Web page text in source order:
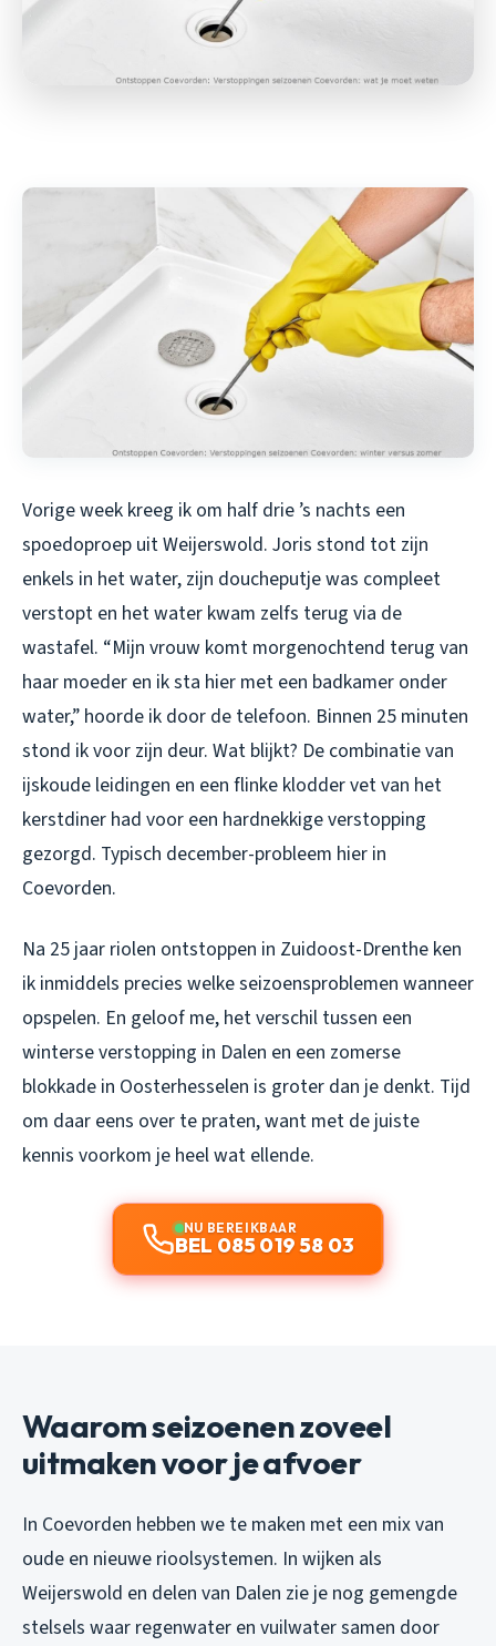
Vorige week kreeg ik om half drie ’s nachts een
spoedoproep uit Weijerswold. Joris stond tot zijn
enkels in het water, zijn doucheputje was compleet
verstopt en het water kwam zelfs terug via de
wastafel. “Mijn vrouw komt morgenochtend terug van
haar moeder en ik sta hier met een badkamer onder
water,” hoorde ik door de telefoon. Binnen 25 minuten
stond ik voor zijn deur. Wat blijkt? De combinatie van
ijskoude leidingen en een flinke klodder vet van het
kerstdiner had voor een hardnekkige verstopping
gezorgd. Typisch december-probleem hier in
Coevorden.
Na 25 jaar riolen ontstoppen in Zuidoost-Drenthe ken
ik inmiddels precies welke seizoensproblemen wanneer
opspelen. En geloof me, het verschil tussen een
winterse verstopping in Dalen en een zomerse
blokkade in Oosterhesselen is groter dan je denkt. Tijd
om daar eens over te praten, want met de juiste
kennis voorkom je heel wat ellende.
NU BEREIKBAAR
BEL 085 019 58 03
Waarom seizoenen zoveel
uitmaken voor je afvoer
In Coevorden hebben we te maken met een mix van
oude en nieuwe rioolsystemen. In wijken als
Weijerswold en delen van Dalen zie je nog gemengde
stelsels waar regenwater en vuilwater samen door